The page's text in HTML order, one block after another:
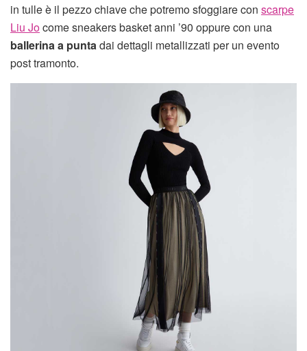
in tulle è il pezzo chiave che potremo sfoggiare con scarpe
Liu Jocome sneakers basket anni ’90 oppure con una
ballerina a puntadai dettagli metallizzati per un evento
post tramonto.